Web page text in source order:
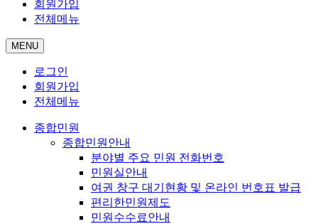
회원가입
전체메뉴
MENU
로그인
회원가입
전체메뉴
종합민원
종합민원안내
분야별 주요 민원 전화번호
민원실안내
여권 창구 대기현황 및 온라인 번호표 발급
편리한민원제도
민원수수료안내